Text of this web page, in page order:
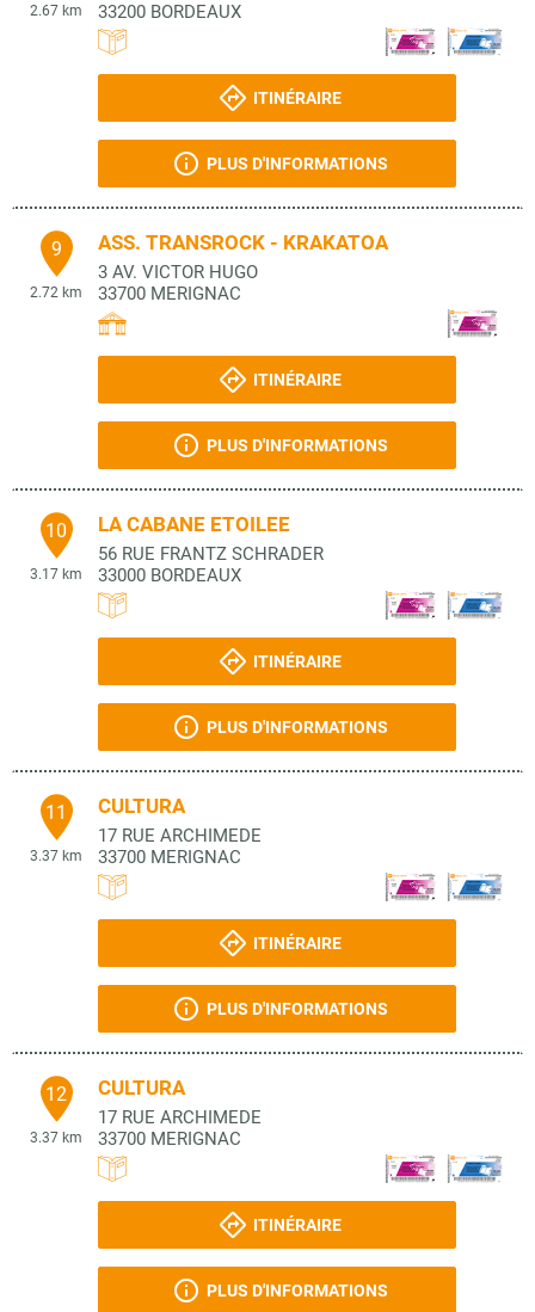
2.67 km
33200 BORDEAUX
ITINÉRAIRE
PLUS D'INFORMATIONS
9
2.72 km
ASS. TRANSROCK - KRAKATOA
3 AV. VICTOR HUGO
33700 MERIGNAC
ITINÉRAIRE
PLUS D'INFORMATIONS
10
3.17 km
LA CABANE ETOILEE
56 RUE FRANTZ SCHRADER
33000 BORDEAUX
ITINÉRAIRE
PLUS D'INFORMATIONS
11
3.37 km
CULTURA
17 RUE ARCHIMEDE
33700 MERIGNAC
ITINÉRAIRE
PLUS D'INFORMATIONS
12
3.37 km
CULTURA
17 RUE ARCHIMEDE
33700 MERIGNAC
ITINÉRAIRE
PLUS D'INFORMATIONS